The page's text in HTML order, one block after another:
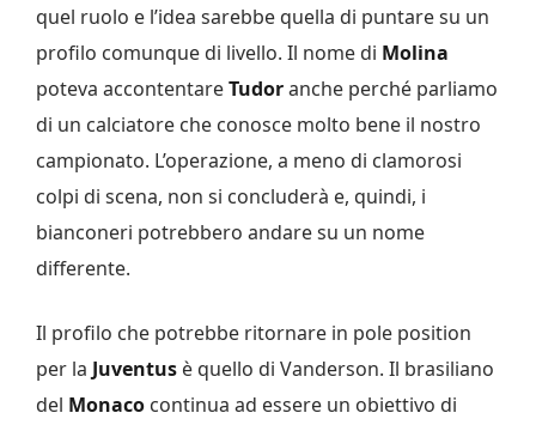
quel ruolo e l’idea sarebbe quella di puntare su un
profilo comunque di livello. Il nome di Molina
poteva accontentareTudoranche perché parliamo
di un calciatore che conosce molto bene il nostro
campionato. L’operazione, a meno di clamorosi
colpi di scena, non si concluderà e, quindi, i
bianconeri potrebbero andare su un nome
differente.
Il profilo che potrebbe ritornare in pole position
per la Juventus è quello di Vanderson. Il brasiliano
del Monaco continua ad essere un obiettivo di